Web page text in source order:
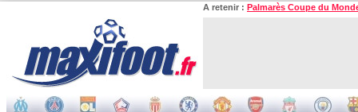
A retenir : Palmarès Coupe du